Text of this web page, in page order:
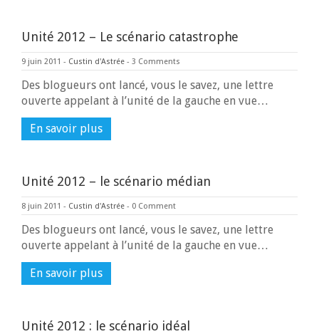
Unité 2012 – Le scénario catastrophe
9 juin 2011 - Custin d'Astrée - 3 Comments
Des blogueurs ont lancé, vous le savez, une lettre
ouverte appelant à l’unité de la gauche en vue…
En savoir plus
Unité 2012 – le scénario médian
8 juin 2011 - Custin d'Astrée - 0 Comment
Des blogueurs ont lancé, vous le savez, une lettre
ouverte appelant à l’unité de la gauche en vue…
En savoir plus
Unité 2012 : le scénario idéal